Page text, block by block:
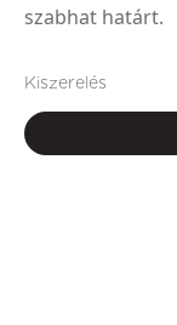
szabhat határt.
Kiszerelés